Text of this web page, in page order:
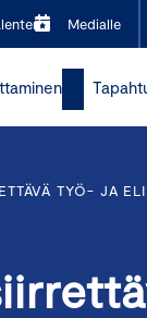
Medialle
TYÖ- JA